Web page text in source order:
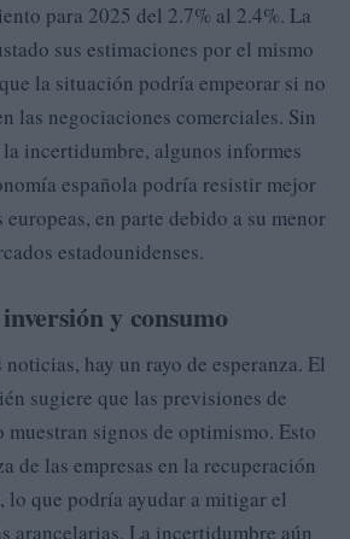
para 2025 del 2.7% al 2.4%. La
sus estimaciones por el mismo
la situación podría empeorar si no
las negociaciones comerciales. Sin
la incertidumbre, algunos informes
española podría resistir mejor
en parte debido a su menor
estadounidenses.
y consumo
noticias, hay un rayo de esperanza. El
sugiere que las previsiones de
signos de optimismo. Esto
de las empresas en la recuperación
lo que podría ayudar a mitigar el
arancelarias. La incertidumbre aún